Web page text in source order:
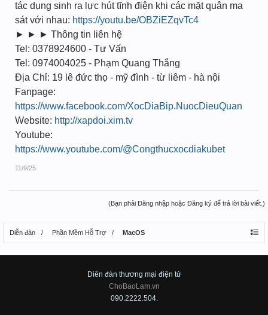
tác dụng sinh ra lực hút tĩnh điện khi các mặt quân ma
sát với nhau: https://youtu.be/OBZiEZqvTc4
► ► ► Thông tin liên hệ
Tel: 0378924600 - Tư Vấn
Tel: 0974004025 - Phạm Quang Thắng
Địa Chỉ: 19 lê đức thọ - mỹ đình - từ liêm - hà nội
Fanpage:
https://www.facebook.com/XocDiaBip.NuocDieuQuan
Website: http://xapdoi.xim.tv
Youtube:
https://www.youtube.com/@Congthucxocdiakubet
11/9/25
(Bạn phải Đăng nhập hoặc Đăng ký để trả lời bài viết.)
Diễn đàn Phần Mềm Hỗ Trợ MacOS
Diên đàn thương mại điện tử
ChoBaoLam.vn
090.2222.504.